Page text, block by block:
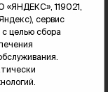
119021,
сервис
целью сбора